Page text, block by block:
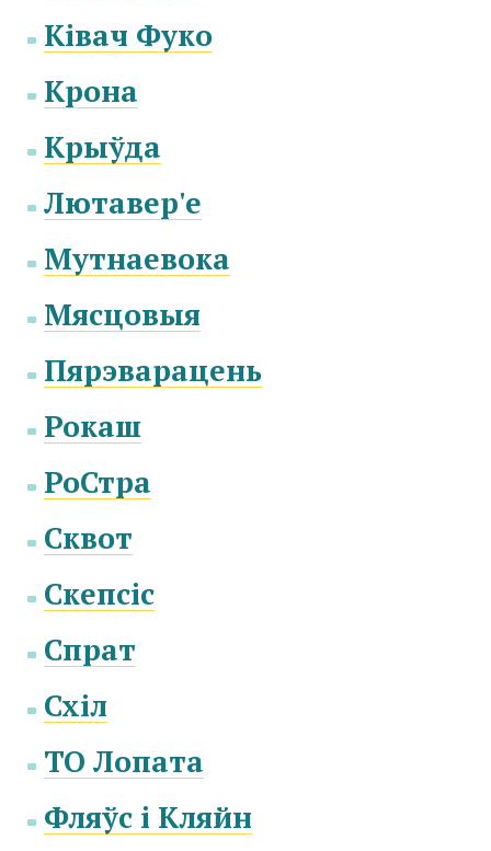
Ківач Фуко
Крона
Крыўда
Лютавер'е
Мутнаевока
Мясцовыя
Пярэварацень
Рокаш
РоСтра
Сквот
Скепсіс
Спрат
Схіл
ТО Лопата
Фляўс і Кляйн